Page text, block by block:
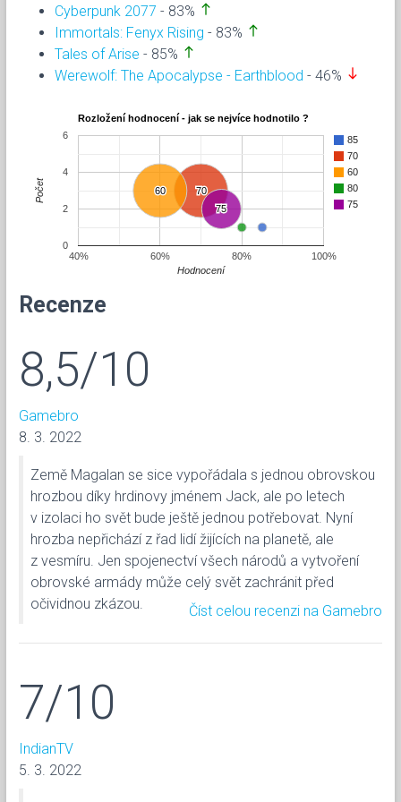
Cyberpunk 2077 - 83% north
Immortals: Fenyx Rising - 83% north
Tales of Arise - 85% north
Werewolf: The Apocalypse - Earthblood - 46% south
Rozložení hodnocení - jak se nejvíce hodnotilo ?
85
70
60
80
75
70
70
60
60
75
75
40% 60% 80% 100%
0
2
4
6
Hodnocení
Počet
Recenze
8,5/10
Gamebro
8. 3. 2022
Země Magalan se sice vypořádala s jednou obrovskou
hrozbou díky hrdinovy jménem Jack, ale po letech
v izolaci ho svět bude ještě jednou potřebovat. Nyní
hrozba nepřichází z řad lidí žijících na planetě, ale
z vesmíru. Jen spojenectví všech národů a vytvoření
obrovské armády může celý svět zachránit před
očividnou zkázou.
Číst celou recenzi na Gamebro
7/10
IndianTV
5. 3. 2022